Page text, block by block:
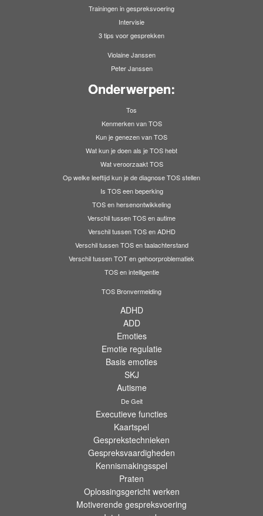
Trainingen in gespreksvoering
Intervisie
3 tips voor gesprekken
Violaine Janssen
Peter Janssen
Onderwerpen:
Tos
Kenmerken van TOS
Kun je genezen van TOS
Wat kun je doen als je TOS hebt
Wat veroorzaakt TOS
Op welke leeftijd kun je de diagnose TOS stellen
Is TOS een beperking
TOS en hersenontwikkeling
Verschil tussen TOS en autime
Verschil tussen TOS en ADHD
Verschil tussen TOS en taalachterstand
Verschil tussen TOT en gehoorproblematiek
TOS en intelligentie
TOS Bronvermelding
ADHD
ADD
Emoties
Emotie regulatie
Basis emoties
SKJ
Autisme
De Geit
Executieve functies
Kaartspel
Gesprekstechnieken
Gespreksvaardigheden
Kennismakingsspel
Praten
Oplossingsgericht werken
Motiverende gespreksvoering